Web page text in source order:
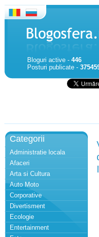
Bloguri active - 446
Posturi publicate -
Categorii
Administratie locala
Afaceri
Arta si Cultura
Auto Moto
Corporative
Divertisment
Ecologie
Entertainment